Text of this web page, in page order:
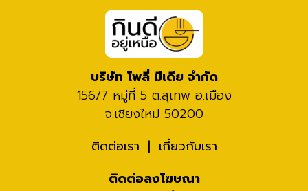
บริษัท โพลี่ มีเดีย จำกัด
156/7 หมู่ที่ 5 ต.สุเทพ อ.เมือง
จ.เชียงใหม่ 50200
ติดต่อเรา
เกี่ยวกับเรา
ติดต่อลงโฆษณา